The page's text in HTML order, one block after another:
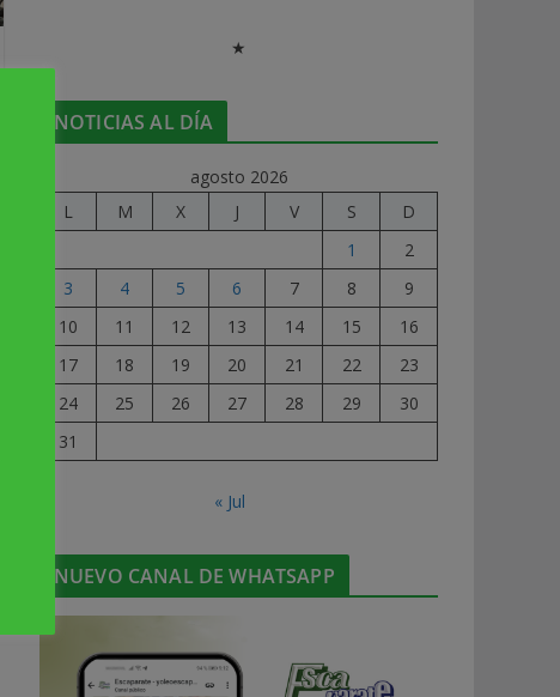
★
NOTICIAS AL DÍA
agosto 2026
L
M X J V S
D
1
2
3
4 5 6 7 8
9
10
11 12 13 14 15
16
17
18 19 20 21 22
23
24
25 26 27 28 29
30
31
« Jul
NUEVO CANAL DE WHATSAPP